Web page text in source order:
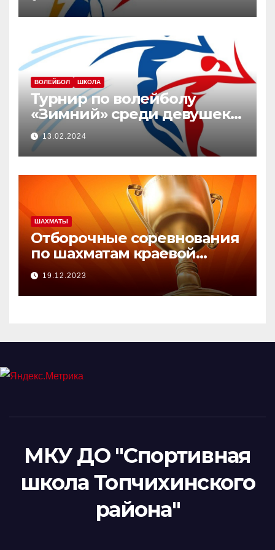
посвященный памяти Ю.В.
Юдич»
ВОЛЕЙБОЛ ШКОЛА
Турнир по волейболу
«Зимний» среди девушек
2008-2010 г.р.
13.02.2024
ШАХМАТЫ
Отборочные соревнования
по шахматам краевой
зимней Олимпиады.
19.12.2023
МКУ ДО "Спортивная
школа Топчихинского
района"